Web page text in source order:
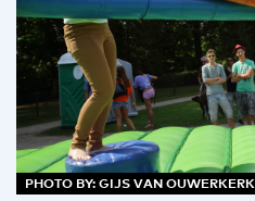
PHOTO BY: GIJS VAN OUWERKERK